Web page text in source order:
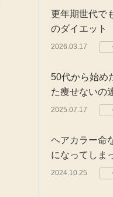
更年期世代で
のダイエット
2026.03.17
50代から始め
た痩せないの
2025.07.17
ヘアカラー命
になってしま
2024.10.25